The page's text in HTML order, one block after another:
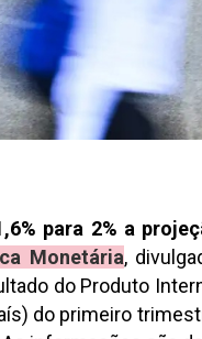
para 2% a
Monetária,
do Produto
do primeiro